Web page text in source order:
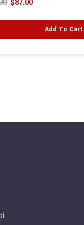
$87.00
Add To Cart